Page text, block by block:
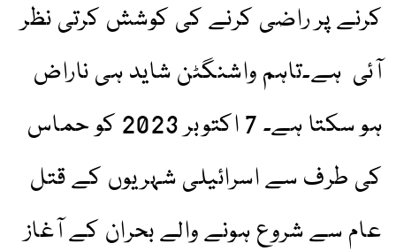
کرنے پر راضی کرنے کی کوشش کرتی نظر
آئی ہے۔تاہم واشنگٹن شاید ہی ناراض
ہو سکتا ہے۔ 7 اکتوبر 2023 کو حماس
کی طرف سے اسرائیلی شہریوں کے قتل
عام سے شروع ہونے والے بحران کے آغاز